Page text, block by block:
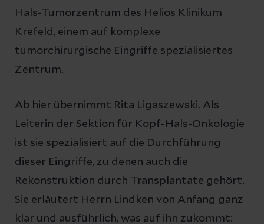
Hals-Tumorzentrum des Helios Klinikum
Krefeld, einem auf komplexe
tumorchirurgische Eingriffe spezialisiertes
Zentrum.
Ab hier übernimmt Rita Ligaszewski. Als
Leiterin der Sektion für Kopf-Hals-Onkologie
ist sie spezialisiert auf die Durchführung
dieser Eingriffe, zu denen auch die
Rekonstruktion durch Transplantate gehört.
Sie erläutert Herrn Lindken von Anfang ganz
klar und ausführlich, was auf ihn zukommt: